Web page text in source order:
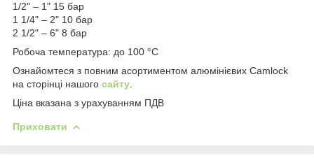
1/2" – 1" 15 бар
1 1/4" – 2" 10 бар
2 1/2" – 6" 8 бар
Робоча температура: до 100 °C
Ознайомтеся з повним асортиментом алюмінієвих Camlock
на сторінці нашого сайту
Ціна вказана з урахуванням ПДВ
Приховати